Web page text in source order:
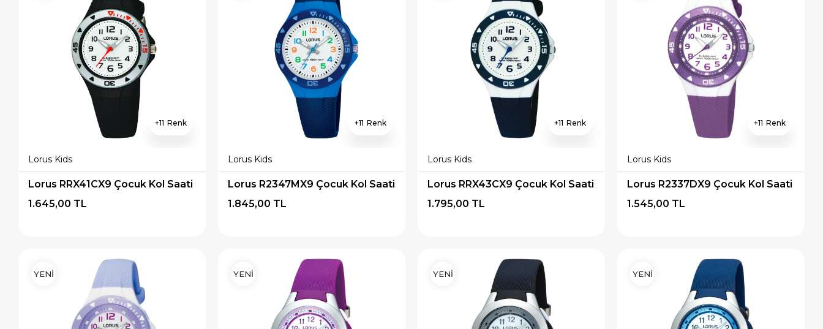
11
Lorus Kids
Lorus RRX41CX9 Çocuk Kol Saati
1.645,00 TL
11
Lorus Kids
Lorus R2347MX9 Çocuk Kol Saati
1.845,00 TL
11
Lorus Kids
Lorus RRX43CX9 Çocuk Kol Saati
1.795,00 TL
11
Lorus Kids
Lorus R2337DX9 Çocuk Kol Saati
1.545,00 TL
YENİ YENİ YENİ YENİ